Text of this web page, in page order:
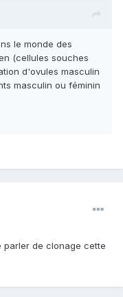
le monde des
(cellules souches
d'ovules masculin
masculin ou féminin
parler de clonage cette